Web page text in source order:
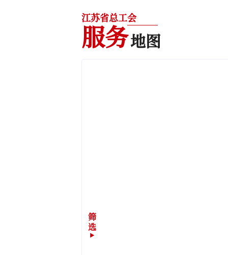
江苏省总工会
服务地图
筛
选
▶